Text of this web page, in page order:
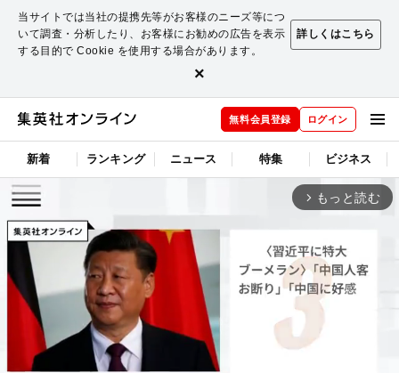
当サイトでは当社の提携先等がお客様のニーズ等につ
いて調査・分析したり、お客様にお勧めの広告を表示
する目的で Cookie を使用する場合があります。
詳しくはこちら
×
無料会員登録 ログイン
新着 ランキング ニュース 特集 ビジネス
arrow_forward_ios もっと読む